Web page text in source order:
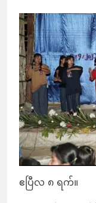
ဧပြီလ ၈ ရက်။